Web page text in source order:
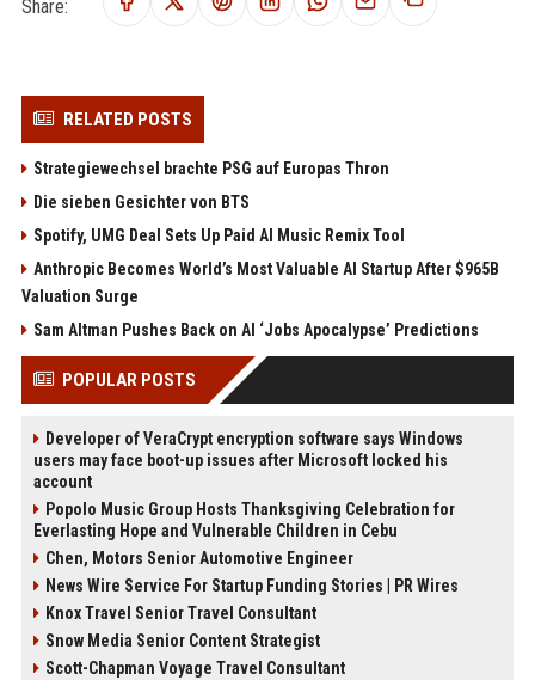
Share:
RELATED POSTS
Strategiewechsel brachte PSG auf Europas Thron
Die sieben Gesichter von BTS
Spotify, UMG Deal Sets Up Paid AI Music Remix Tool
Anthropic Becomes World’s Most Valuable AI Startup After $965B
Valuation Surge
Sam Altman Pushes Back on AI ‘Jobs Apocalypse’ Predictions
POPULAR POSTS
Developer of VeraCrypt encryption software says Windows
users may face boot-up issues after Microsoft locked his
account
Popolo Music Group Hosts Thanksgiving Celebration for
Everlasting Hope and Vulnerable Children in Cebu
Chen, Motors Senior Automotive Engineer
News Wire Service For Startup Funding Stories | PR Wires
Knox Travel Senior Travel Consultant
Snow Media Senior Content Strategist
Scott-Chapman Voyage Travel Consultant